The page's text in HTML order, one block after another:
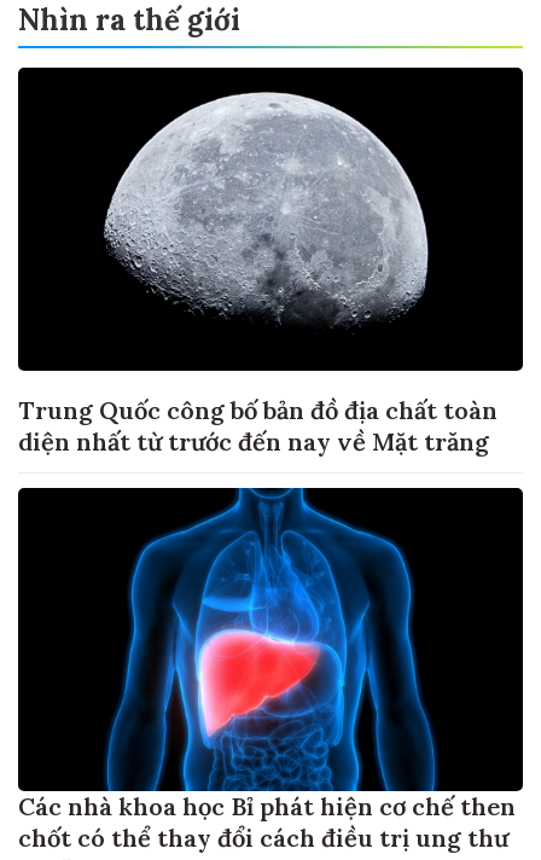
Nhìn ra thế giới
Trung Quốc công bố bản đồ địa chất toàn
diện nhất từ trước đến nay về Mặt trăng
Các nhà khoa học Bỉ phát hiện cơ chế then
chốt có thể thay đổi cách điều trị ung thư